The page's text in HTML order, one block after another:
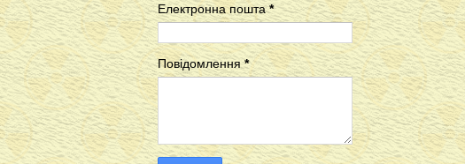
Електронна пошта*
Повідомлення*